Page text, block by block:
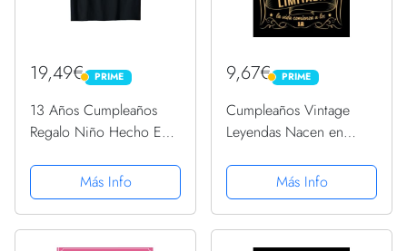
19,49€ PRIME
PRIME
13 Años Cumpleaños
Regalo Niño Hecho En
CamisetaMás Info
9,67€ PRIME
PRIME
Cumpleaños Vintage
Leyendas Nacen en
Regalo de 12
cumpleaños para
mujeres y hombres,
Más Info